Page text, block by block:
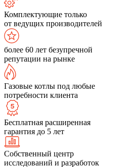
Комплектующие только
от ведущих производителей
более 60 лет безупречной
репутации на рынке
Газовые котлы под любые
потребности клиента
Бесплатная расширенная
гарантия до 5 лет
Собственный центр
исследований и разработок